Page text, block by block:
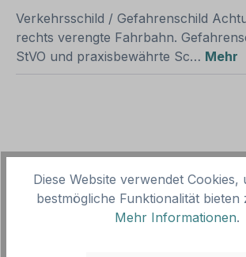
Verkehrsschild / Gefahrenschild
rechts verengte Fahrbahn.
StVO und praxisbewährte Sc… Mehr
Produktgalerie überspringen
Zubehör
Diese Website verwendet Cookies,
bestmögliche Funktionalität bieten
Mehr Informationen.